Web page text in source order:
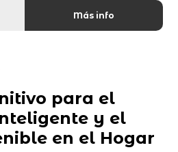
Más info
para el
y el
en el Hogar